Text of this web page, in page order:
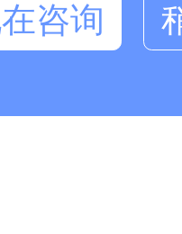
咨询